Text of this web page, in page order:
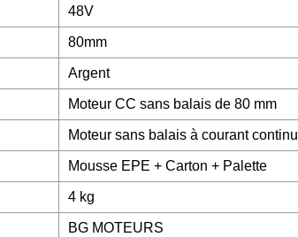
48V
80mm
Argent
Moteur CC sans balais de 80 mm
Moteur sans balais à courant continu
Mousse EPE + Carton + Palette
4 kg
BG MOTEURS